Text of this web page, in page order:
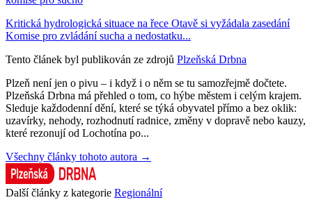
Kritická hydrologická situace na řece Otavě si vyžádala zasedání
Komise pro zvládání sucha a nedostatku...
Tento článek byl publikován ze zdrojů Plzeňská Drbna
Plzeň není jen o pivu – i když i o něm se tu samozřejmě dočtete.
Plzeňská Drbna má přehled o tom, co hýbe městem i celým krajem.
Sleduje každodenní dění, které se týká obyvatel přímo a bez oklik:
uzavírky, nehody, rozhodnutí radnice, změny v dopravě nebo kauzy,
které rezonují od Lochotína po...
Všechny články tohoto autora →
Další články z kategorie Regionální